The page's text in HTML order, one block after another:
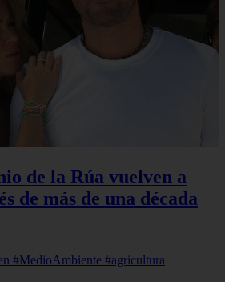
de la Rúa vuelven a
de más de una década